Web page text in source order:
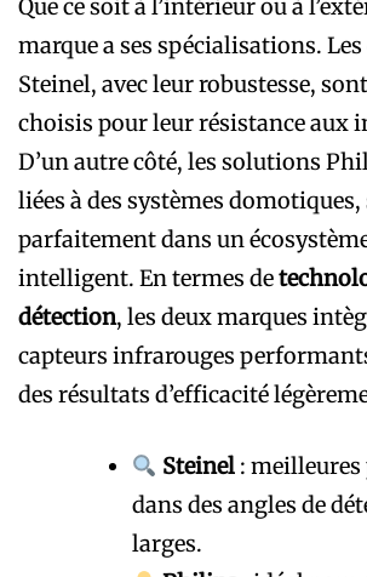
Que ce soit à l’intérieur ou à
marque a ses spécialisations.
Steinel, avec leur robustesse,
choisis pour leur résistance aux
D’un autre côté, les solutions
liées à des systèmes
parfaitement dans un
intelligent. En termes de
détection, les deux marques
capteurs infrarouges
des résultats d’efficacité
Steinel: meilleures
dans des angles de
larges.